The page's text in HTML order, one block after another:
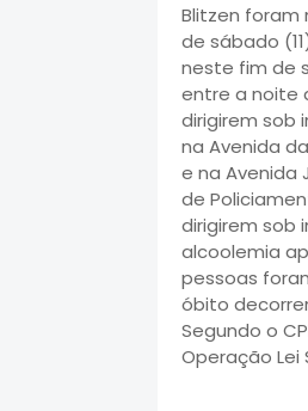
Blitzen foram
de sábado
neste fim de
entre a noite
dirigirem sob
na Avenida
e na Avenida
de
dirigirem sob
alcoolemia
pessoas
óbito
Segundo o
Operação Lei